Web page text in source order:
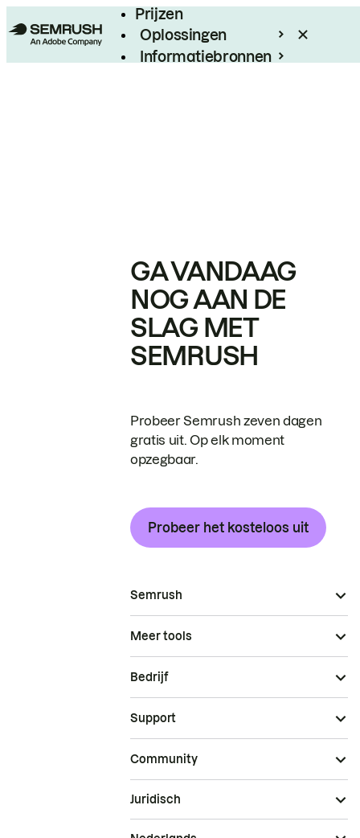
Prijzen
Oplossingen
Informatiebronnen
GA VANDAAG
NOG AAN DE
SLAG MET
SEMRUSH
Probeer Semrush zeven dagen
gratis uit. Op elk moment
opzegbaar.
Probeer het kosteloos uit
Semrush
Meer tools
Bedrijf
Support
Community
Juridisch